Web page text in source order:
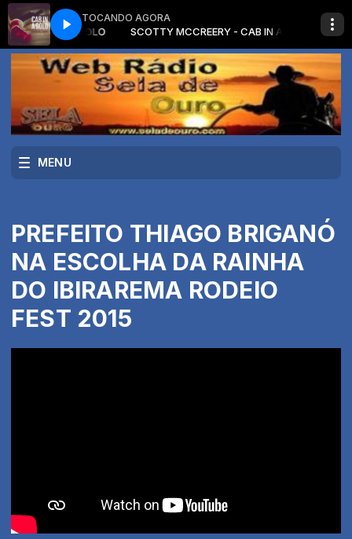
TOCANDO AGORA
- CAB IN A SOLO SCOTTY MCCREERY - CAB IN A SOLO
MENU
PREFEITO THIAGO BRIGANÓ
NA ESCOLHA DA RAINHA
DO IBIRAREMA RODEIO
FEST 2015